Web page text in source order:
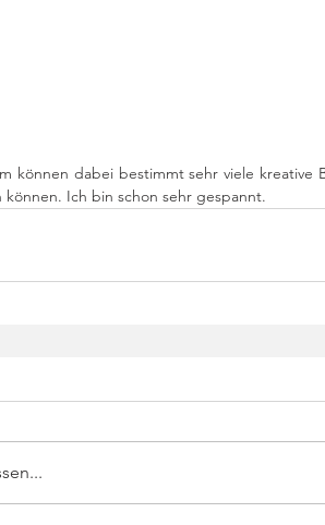
können dabei bestimmt sehr viele kreative
können. Ich bin schon sehr gespannt.